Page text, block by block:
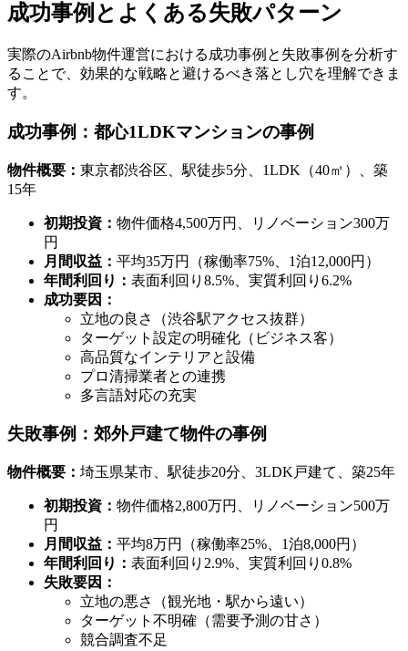
成功事例とよくある失敗パターン
実際のAirbnb物件運営における成功事例と失敗事例を分析す
ることで、効果的な戦略と避けるべき落とし穴を理解できま
す。
成功事例：都心1LDKマンションの事例
物件概要： 東京都渋谷区、駅徒歩5分、1LDK（40㎡）、築
15年
初期投資： 物件価格4,500万円、リノベーション300万
円
月間収益： 平均35万円（稼働率75%、1泊12,000円）
年間利回り： 表面利回り8.5%、実質利回り6.2%
成功要因：
立地の良さ（渋谷駅アクセス抜群）
ターゲット設定の明確化（ビジネス客）
高品質なインテリアと設備
プロ清掃業者との連携
多言語対応の充実
失敗事例：郊外戸建て物件の事例
物件概要： 埼玉県某市、駅徒歩20分、3LDK戸建て、築25年
初期投資： 物件価格2,800万円、リノベーション500万
円
月間収益： 平均8万円（稼働率25%、1泊8,000円）
年間利回り： 表面利回り2.9%、実質利回り0.8%
失敗要因：
立地の悪さ（観光地・駅から遠い）
ターゲット不明確（需要予測の甘さ）
競合調査不足